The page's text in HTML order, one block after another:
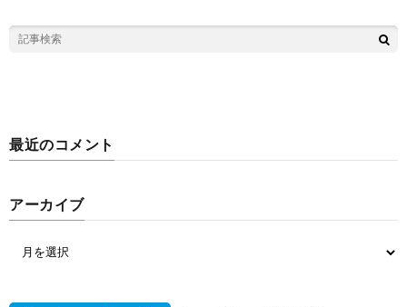
最近のコメント
アーカイブ